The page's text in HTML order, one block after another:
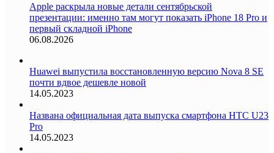
Apple раскрыла новые детали сентябрьской
презентации: именно там могут показать iPhone 18 Pro и
первый складной iPhone
06.08.2026
Huawei выпустила восстановленную версию Nova 8 SE
почти вдвое дешевле новой
14.05.2023
Названа официальная дата выпуска смартфона HTC U23
Pro
14.05.2023